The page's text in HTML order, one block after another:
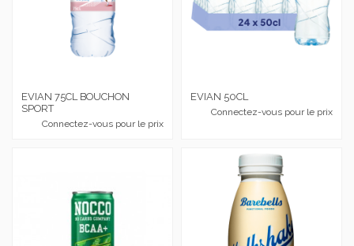
EVIAN 75CL BOUCHON
SPORT
Connectez-vous pour le prix
EVIAN 50CL
Connectez-vous pour le prix